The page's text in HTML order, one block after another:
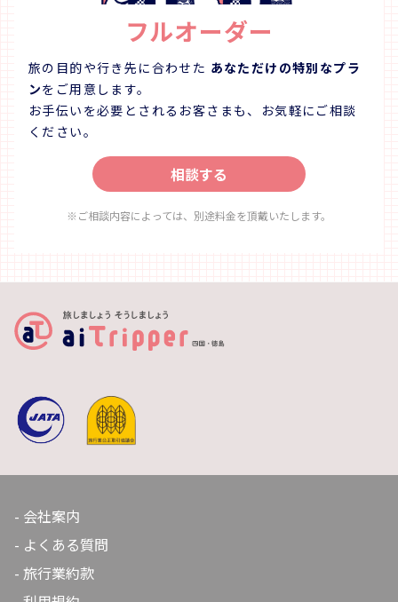
フルオーダー
旅の目的や行き先に合わせた あなただけの特別なプラ
ンをご用意します。
お手伝いを必要とされるお客さまも、お気軽にご相談
ください。
相談する
※ご相談内容によっては、別途料金を頂戴いたします。
会社案内
よくある質問
旅行業約款